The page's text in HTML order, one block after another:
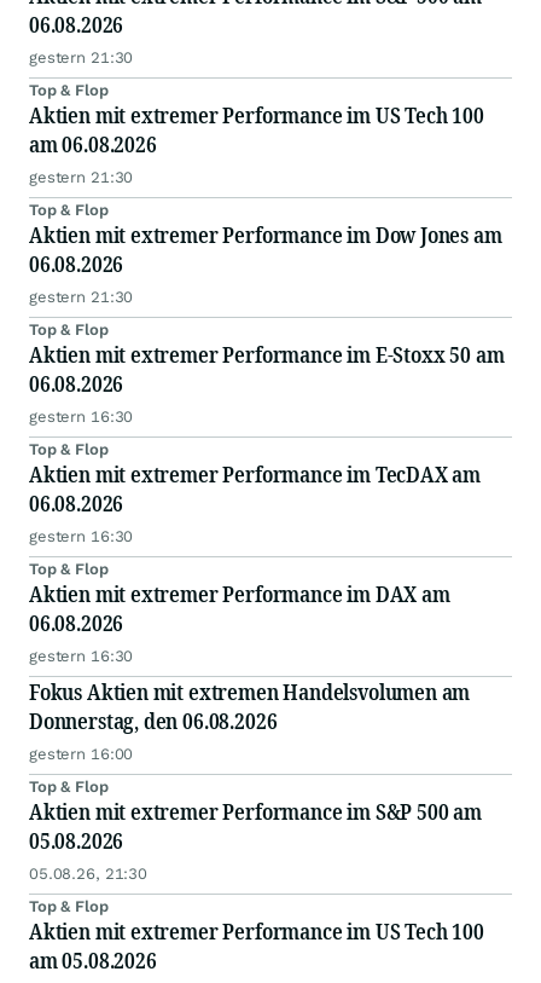
06.08.2026
gestern 21:30
Top & Flop
Aktien mit extremer Performance im US Tech 100
am 06.08.2026
gestern 21:30
Top & Flop
Aktien mit extremer Performance im Dow Jones am
06.08.2026
gestern 21:30
Top & Flop
Aktien mit extremer Performance im E-Stoxx 50 am
06.08.2026
gestern 16:30
Top & Flop
Aktien mit extremer Performance im TecDAX am
06.08.2026
gestern 16:30
Top & Flop
Aktien mit extremer Performance im DAX am
06.08.2026
gestern 16:30
Fokus Aktien mit extremen Handelsvolumen am
Donnerstag, den 06.08.2026
gestern 16:00
Top & Flop
Aktien mit extremer Performance im S&P 500 am
05.08.2026
05.08.26, 21:30
Top & Flop
Aktien mit extremer Performance im US Tech 100
am 05.08.2026